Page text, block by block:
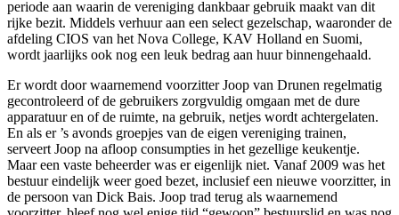
periode aan waarin de vereniging dankbaar gebruik maakt van dit
rijke bezit. Middels verhuur aan een select gezelschap, waaronder de
afdeling CIOS van het Nova College, KAV Holland en Suomi,
wordt jaarlijks ook nog een leuk bedrag aan huur binnengehaald.
Er wordt door waarnemend voorzitter Joop van Drunen regelmatig
gecontroleerd of de gebruikers zorgvuldig omgaan met de dure
apparatuur en of de ruimte, na gebruik, netjes wordt achtergelaten.
En als er ’s avonds groepjes van de eigen vereniging trainen,
serveert Joop na afloop consumpties in het gezellige keukentje.
Maar een vaste beheerder was er eigenlijk niet. Vanaf 2009 was het
bestuur eindelijk weer goed bezet, inclusief een nieuwe voorzitter, in
de persoon van Dick Bais. Joop trad terug als waarnemend